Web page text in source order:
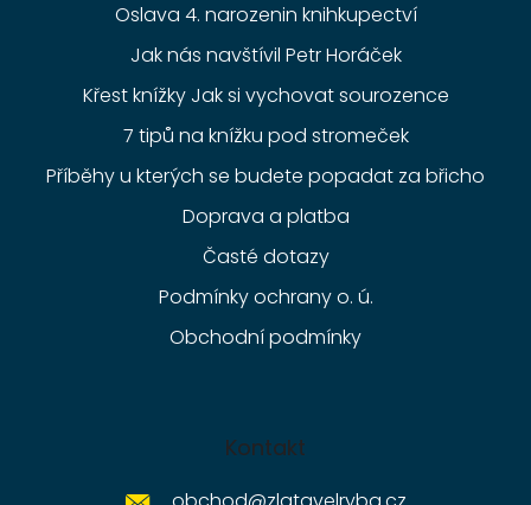
Oslava 4. narozenin knihkupectví
Jak nás navštívil Petr Horáček
Křest knížky Jak si vychovat sourozence
7 tipů na knížku pod stromeček
Příběhy u kterých se budete popadat za břicho
Doprava a platba
Časté dotazy
Podmínky ochrany o. ú.
Obchodní podmínky
Kontakt